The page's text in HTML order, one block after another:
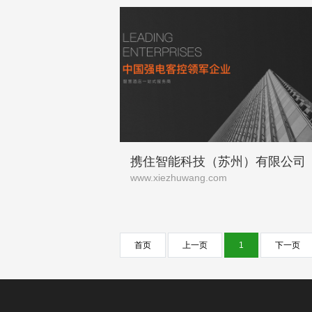
携住智能科技（苏州）有限公司
www.xiezhuwang.com
首页 上一页 1 下一页